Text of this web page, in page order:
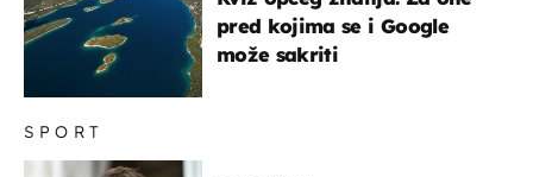
SPORT
pred kojima se i Google
može sakriti